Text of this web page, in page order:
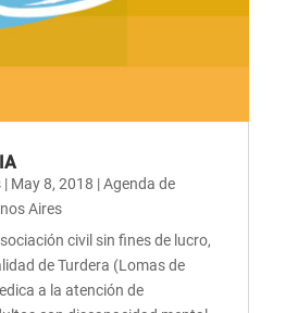
| May 8, 2018 |Agenda de
Aires
civil sin fines de lucro,
de Turdera (Lomas de
a la atención de